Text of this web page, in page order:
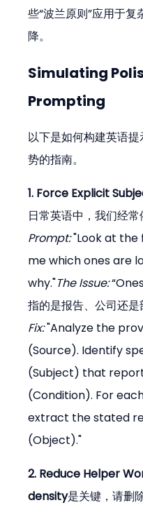
些“波兰原则”应用于
降。
Simulating
Prompting
以下是如何构建英语
势的指南。
1. Force Explicit
日常英语中，我们经常
Prompt: "Look at the
me which ones are
why."The Issue:
指的是报告、公司还是
Fix: "Analyze the
(Source). Identify
(Subject) that
(Condition). For
extract the stated
(Object)."
2. Reduce Helper
density是关键，请删